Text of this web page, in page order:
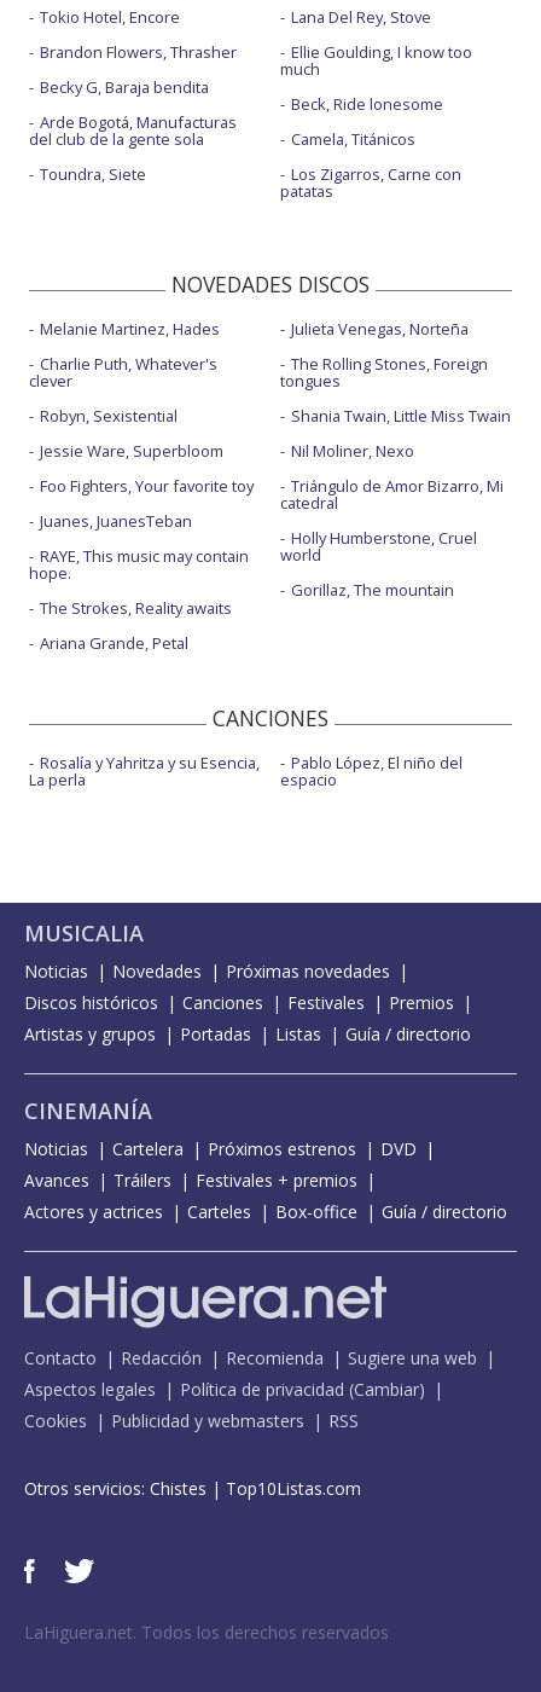
Quarter past midnight - Good Morning America
Quarter past midnight - Live Royal Albert Hall
Those nights
Tokio Hotel, Encore
Brandon Flowers, Thrasher
Becky G, Baraja bendita
Arde Bogotá, Manufacturas
del club de la gente sola
Toundra, Siete
Lana Del Rey, Stove
Ellie Goulding, I know too
much
Beck, Ride lonesome
Camela, Titánicos
Los Zigarros, Carne con
patatas
NOVEDADES DISCOS
Melanie Martinez, Hades
Charlie Puth, Whatever's
clever
Robyn, Sexistential
Jessie Ware, Superbloom
Foo Fighters, Your favorite toy
Juanes, JuanesTeban
RAYE, This music may contain
hope.
The Strokes, Reality awaits
Ariana Grande, Petal
Julieta Venegas, Norteña
The Rolling Stones, Foreign
tongues
Shania Twain, Little Miss Twain
Nil Moliner, Nexo
Triángulo de Amor Bizarro, Mi
catedral
Holly Humberstone, Cruel
world
Gorillaz, The mountain
CANCIONES
Rosalía y Yahritza y su Esencia,
La perla
Pablo López, El niño del
espacio
MUSICALIA
Noticias Novedades
Próximas novedades
Discos históricos
Canciones Festivales
Premios
Artistas y grupos
Portadas Listas Guía / directorio
CINEMANÍA
Noticias Cartelera Próximos estrenos
DVD
Avances
Tráilers
Festivales + premios
Actores y actrices
Carteles Box-office Guía / directorio
Contacto Redacción Recomienda
Sugiere una web
Aspectos legales
Política de privacidad (Cambiar)
Cookies
Publicidad y webmasters RSS
Otros servicios: Chistes | Top10Listas.com
LaHiguera.net. Todos los derechos reservados